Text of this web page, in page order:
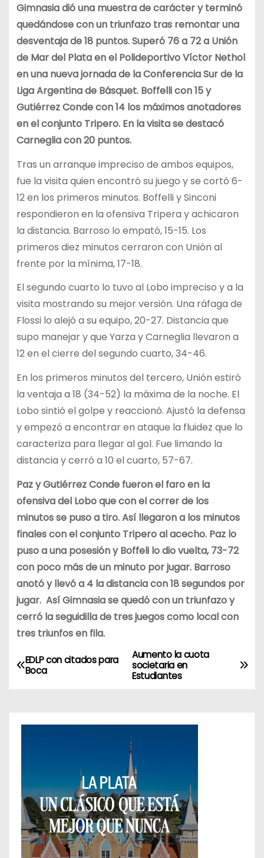
Gimnasia dió una muestra de carácter y terminó
quedándose con un triunfazo tras remontar una
desventaja de 18 puntos. Superó 76 a 72 a Unión
de Mar del Plata en el Polideportivo Víctor Nethol
en una nueva jornada de la Conferencia Sur de la
Liga Argentina de Básquet. Boffelli con 15 y
Gutiérrez Conde con 14 los máximos anotadores
en el conjunto Tripero. En la visita se destacó
Carneglia con 20 puntos.
Tras un arranque impreciso de ambos equipos,
fue la visita quien encontró su juego y se cortó 6-
12 en los primeros minutos. Boffelli y Sinconi
respondieron en la ofensiva Tripera y achicaron
la distancia. Barroso lo empató, 15-15. Los
primeros diez minutos cerraron con Unión al
frente por la mínima, 17-18.
El segundo cuarto lo tuvo al Lobo impreciso y a la
visita mostrando su mejor versión. Una ráfaga de
Flossi lo alejó a su equipo, 20-27. Distancia que
supo manejar y que Yarza y Carneglia llevaron a
12 en el cierre del segundo cuarto, 34-46.
En los primeros minutos del tercero, Unión estiró
la ventaja a 18 (34-52) la máxima de la noche. El
Lobo sintió el golpe y reaccionó. Ajustó la defensa
y empezó a encontrar en ataque la fluidez que lo
caracteriza para llegar al gol. Fue limando la
distancia y cerró a 10 el cuarto, 57-67.
Paz y Gutiérrez Conde fueron el faro en la
ofensiva del Lobo que con el correr de los
minutos se puso a tiro. Así llegaron a los minutos
finales con el conjunto Tripero al acecho. Paz lo
puso a una posesión y Boffeli lo dio vuelta, 73-72
con poco más de un minuto por jugar. Barroso
anotó y llevó a 4 la distancia con 18 segundos por
jugar. Así Gimnasia se quedó con un triunfazo y
cerró la seguidilla de tres juegos como local con
tres triunfos en fila.
N
a
c
Aumento la cuota
societaria en
Estudiantes
EDLP con citados para
Boca